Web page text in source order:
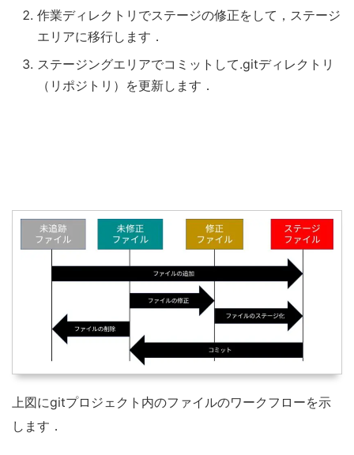
作業ディレクトリでステージの修正をして，ステージ
エリアに移行します．
ステージングエリアでコミットして.gitディレクトリ
（リポジトリ）を更新します．
上図にgitプロジェクト内のファイルのワークフローを示
します．